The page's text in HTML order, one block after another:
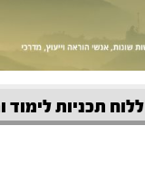
ללוח תכניות לימוד